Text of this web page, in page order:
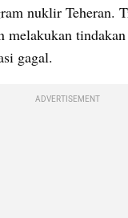
nuklir Teheran.
melakukan
gagal.
ADVERTISEMENT